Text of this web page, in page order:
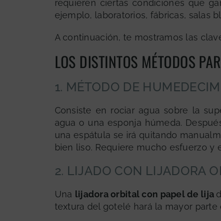
requieren ciertas condiciones que
ejemplo, laboratorios, fábricas, salas
A continuación, te mostramos las
LOS DISTINTOS MÉTODOS
1. MÉTODO DE
Consiste en rociar agua sobre la
agua o una esponja húmeda.
una espátula se irá quitando
bien liso. Requiere mucho esfuerzo y
2. LIJADO CON LIJADORA
Una lijadora orbital con papel de lija
textura del gotelé hará la mayor parte